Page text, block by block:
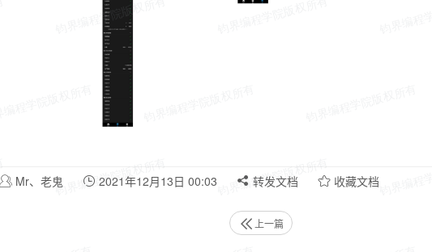
Mr、老鬼 2021年12月13日 00:03 转发文档 收藏文档
上一篇